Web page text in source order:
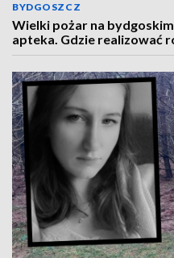
BYDGOSZCZ
Wielki pożar na bydgoskim
apteka. Gdzie realizować